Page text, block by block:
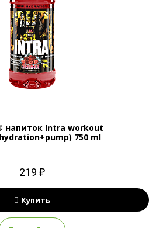
напиток Intra workout
750 ml
219 ₽
Купить